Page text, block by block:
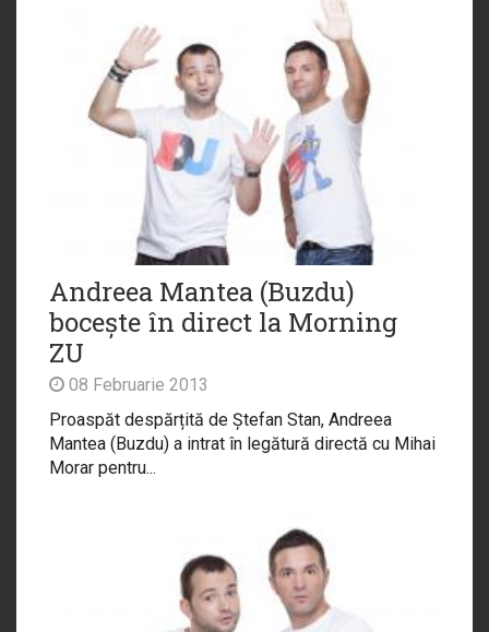
Andreea Mantea (Buzdu)
bocește în direct la Morning
ZU
08 Februarie 2013
Proaspăt despărțită de Ștefan Stan, Andreea
Mantea (Buzdu) a intrat în legătură directă cu Mihai
Morar pentru...